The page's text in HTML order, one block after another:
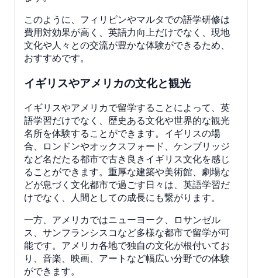
このように、フィリピンやマルタでの語学研修は
費用対効果が高く、英語力向上だけでなく、現地
文化や人々との交流が豊かな体験ができるため、
おすすめです。
イギリスやアメリカの文化と観光
イギリスやアメリカで留学することによって、英
語学習だけでなく、歴史ある文化や世界的な観光
名所を体験することができます。イギリスの場
合、ロンドンやオックスフォード、ケンブリッジ
など名だたる都市で古き良きイギリス文化を感じ
ることができます。重厚な建築や美術館、劇場な
どが息づく文化都市で過ごす日々は、英語学習だ
けでなく、人間としての成長にも繋がります。
一方、アメリカではニューヨーク、ロサンゼル
ス、サンフランシスコなど多様な都市で留学が可
能です。アメリカ各地で独自の文化が根付いてお
り、音楽、映画、アートなど幅広い分野での体験
ができます。